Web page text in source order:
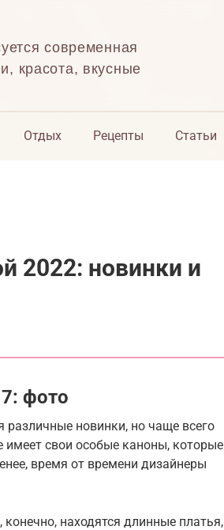
современная
красота, вкусные
Отдых Рецепты Статьи
2022: новинки и
фото
новинки, но чаще всего
имеет свои особые каноны, которые
время от времени дизайнеры
находятся длинные платья,